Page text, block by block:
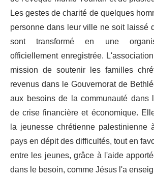
Les gestes de charité de quelques
personne dans leur ville ne soit laissé
sont transformé en une
officiellement enregistrée.
mission de soutenir les familles
revenus dans le Gouvernorat de
aux besoins de la communauté dans
de crise financière et économique.
la jeunesse chrétienne palestinienne
pays en dépit des difficultés, tout en
entre les jeunes, grâce à l'aide
dans le besoin, comme Jésus l'a